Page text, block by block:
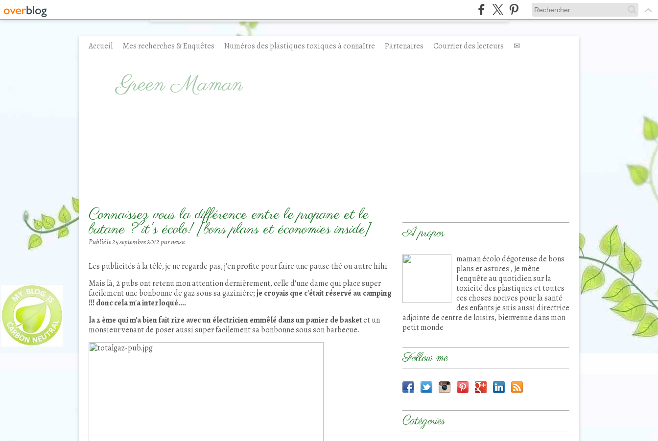
Green Maman
Accueil Mes recherches & Enquêtes Numéros des plastiques toxiques à connaître Partenaires Courrier des lecteurs
✉
Connaissez vous la différence entre le propane et le
butane ? it's écolo! [bons plans et économies inside]
Publié le25 septembre 2012par nessa
Les publicités à la télé, je ne regarde pas, j'en profite pour faire une pause thé ou autre hihi
Mais là, 2 pubs ont retenu mon attention dernièrement, celle d'une dame qui place super
facilement une bonbonne de gaz sous sa gazinière;je croyais que c'était réservé au camping
!!! donc cela m'a interloqué....
la 2 ème qui m'a bien fait rire avec un électricien emmêlé dans un panier de basketet un
monsieur venant de poser aussi super facilement sa bonbonne sous son barbecue.
À propos
maman écolo dégoteuse de bons
plans et astuces , Je mène
l'enquête au quotidien sur la
toxicité des plastiques et toutes
ces choses nocives pour la santé
des enfants je suis aussi directrice
adjointe de centre de loisirs, bienvenue dans mon
petit monde
Follow me
Catégories